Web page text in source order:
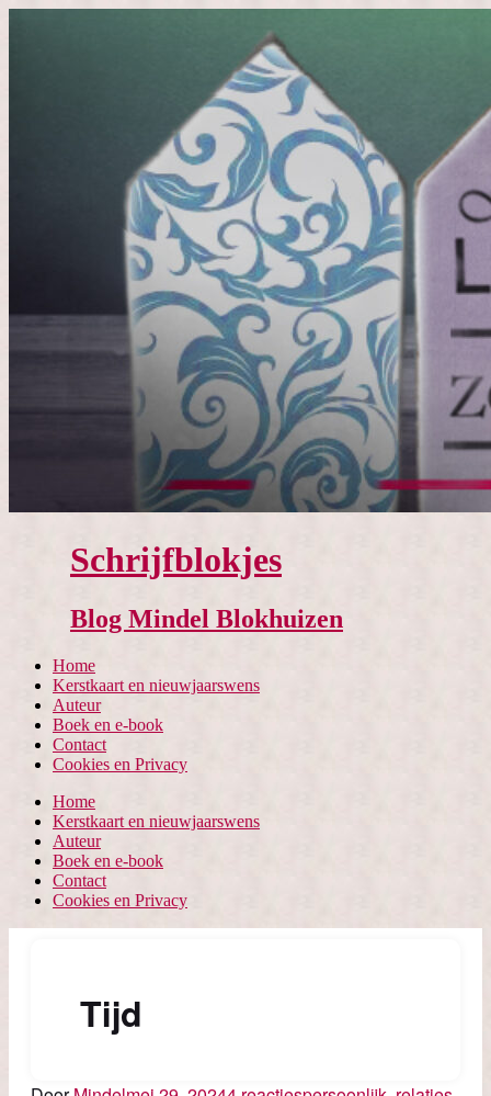
Schrijfblokjes
Blog Mindel Blokhuizen
Home
Kerstkaart en nieuwjaarswens
Auteur
Boek en e-book
Contact
Cookies en Privacy
Home
Kerstkaart en nieuwjaarswens
Auteur
Boek en e-book
Contact
Cookies en Privacy
Tijd